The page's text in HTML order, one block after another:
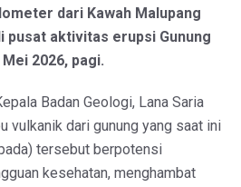
dari Kawah Malupang
pusat aktivitas erupsi Gunung
2026, pagi.
Badan Geologi, Lana Saria
vulkanik dari gunung yang saat ini
tersebut berpotensi
kesehatan, menghambat